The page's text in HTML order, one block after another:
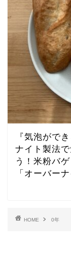
『気泡がで
ナイト製法
う！米粉バ
「オーバー
HOME 0年